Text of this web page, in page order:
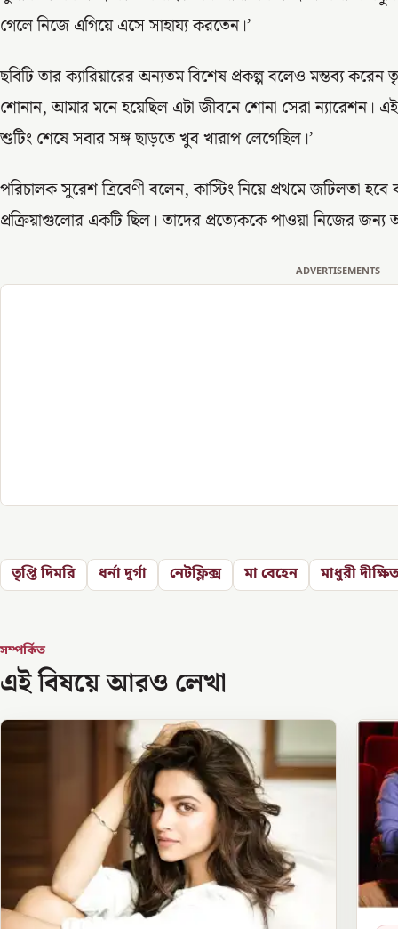
গেলে নিজে এগিয়ে এসে সাহায্য করতেন।’
ছবিটি তার ক্যারিয়ারের অন্যতম বিশেষ প্রকল্প বলেও মন্তব্য করেন
শোনান, আমার মনে হয়েছিল এটা জীবনে শোনা সেরা ন্যারেশন।
শুটিং শেষে সবার সঙ্গ ছাড়তে খুব খারাপ লেগেছিল।’
পরিচালক সুরেশ ত্রিবেণী বলেন, কাস্টিং নিয়ে প্রথমে জটিলতা
প্রক্রিয়াগুলোর একটি ছিল। তাদের প্রত্যেককে পাওয়া নিজের জন্য
ADVERTISEMENTS
তৃপ্তি দিমরি ধর্না দুর্গা নেটফ্লিক্স মা বেহেন মাধুরী দীক্ষিত
সম্পর্কিত
এই বিষয়ে আরও লেখা